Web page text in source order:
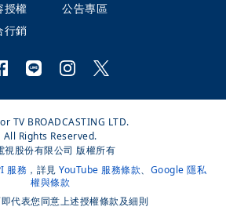
授權
公告專區
行銷
TV BROADCASTING LTD.
All Rights Reserved.
視股份有限公司 版權所有
服務 ，詳見 YouTube 服務條款、 Google 隱私
權與條款
代表您同意上述授權條款及細則